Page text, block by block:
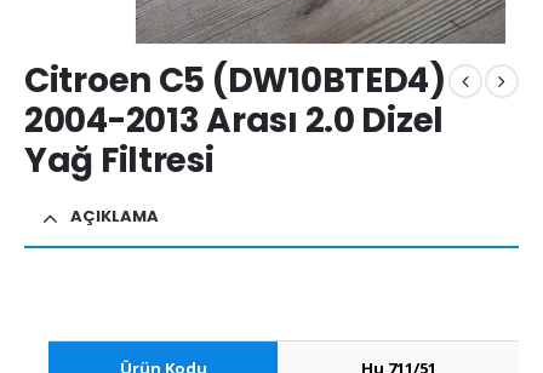
Citroen C5 (DW10BTED4)
2004-2013 Arası 2.0 Dizel
Yağ Filtresi
AÇIKLAMA
Ürün Kodu Hu 711/51